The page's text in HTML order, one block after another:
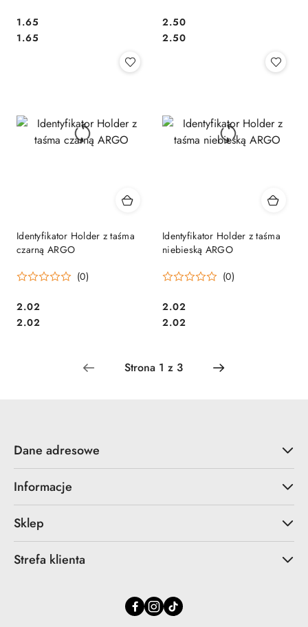
Cena:
1.65
Cena:
1.65
Cena:
2.50
Cena:
2.50
Identyfikator Holder z taśma
czarną ARGO
(0)
Cena:
2.02
Cena:
2.02
Identyfikator Holder z taśma
niebieską ARGO
(0)
Cena:
2.02
Cena:
2.02
Dane adresowe
Informacje
Sklep
Strefa klienta